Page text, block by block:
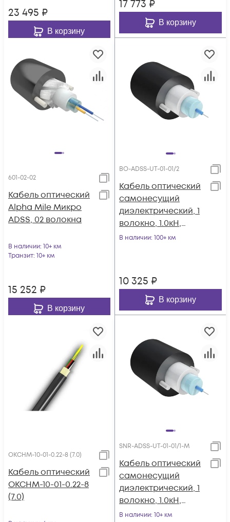
23 495 ₽
В корзину
17 773 ₽
В корзину
601-02-02
Кабель оптический
Alpha Mile Микро
ADSS, 02 волокна
В наличии: 10+ км
Транзит: 10+ км
15 252 ₽
В корзину
BO-ADSS-UT-01-01/2
Кабель оптический
самонесущий
диэлектрический, 1
волокно, 1.0кН,
катушка 2км.
В наличии: 100+ км
10 325 ₽
В корзину
ОКСНМ-10-01-0.22-8 (7.0)
Кабель оптический
ОКСНМ-10-01-0.22-8
(7.0)
SNR-ADSS-UT-01-01/1-M
Кабель оптический
самонесущий
диэлектрический, 1
волокно, 1.0кН,
катушка 1км.
В наличии: 10+ км